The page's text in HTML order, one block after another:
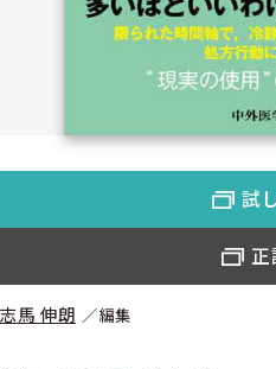
志馬 伸朗 編集
試
正